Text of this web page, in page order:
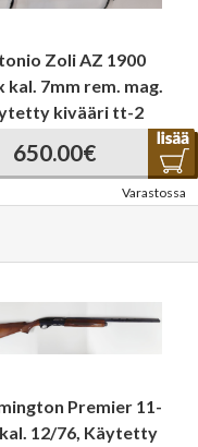
Zoli AZ 1900
kal. 7mm rem. mag.
kivääri tt-2
650.00€
Varastossa
Premier 11-
12/76, Käytetty